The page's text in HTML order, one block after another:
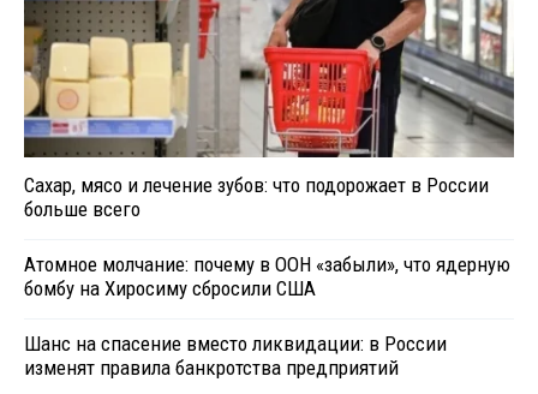
Сахар, мясо и лечение зубов: что подорожает в России
больше всего
Атомное молчание: почему в ООН «забыли», что ядерную
бомбу на Хиросиму сбросили США
Шанс на спасение вместо ликвидации: в России
изменят правила банкротства предприятий